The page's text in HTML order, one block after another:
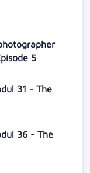
5
31 - The
36 - The